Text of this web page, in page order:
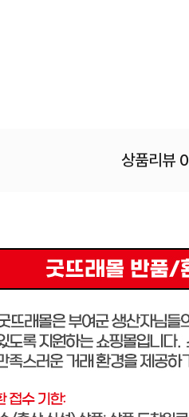
상품리뷰 0